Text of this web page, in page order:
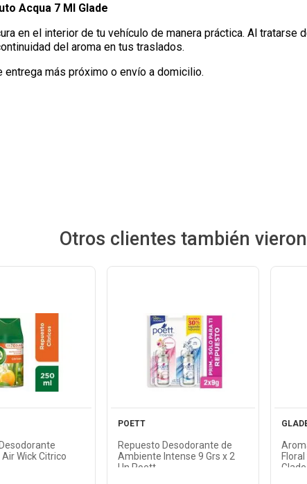
Acqua 7 Ml Glade
en el interior de tu vehículo de manera práctica. Al tratarse
del aroma en tus traslados.
entrega más próximo o envío a domicilio.
Otros clientes también vieron
Ver
Citrico
Ver
Producto
POETT
Repuesto Desodorante de
Ambiente Intense 9 Grs x 2
Un Poett
Glade